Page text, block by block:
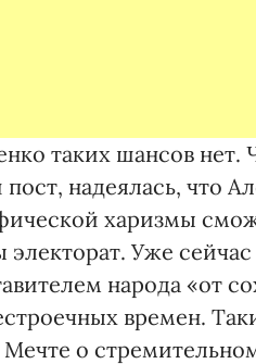
таких шансов нет.
пост, надеялась, что
харизмы
электорат. Уже
народа «от
времен.
о